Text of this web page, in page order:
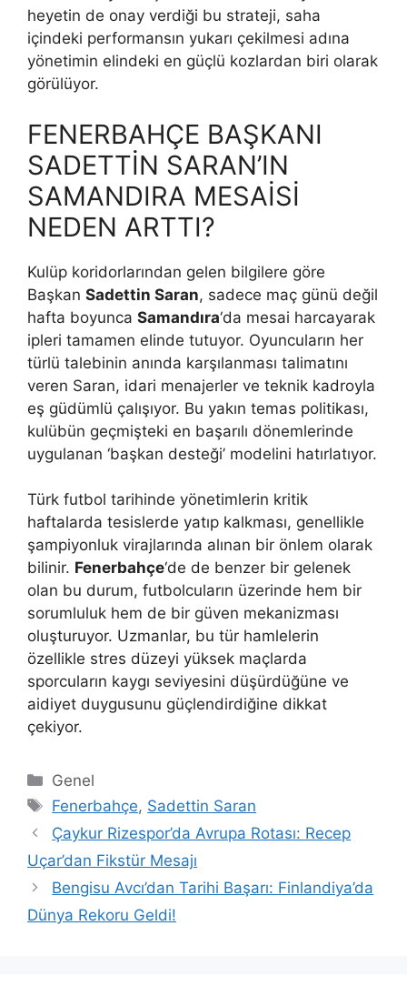
heyetin de onay verdiği bu strateji, saha
içindeki performansın yukarı çekilmesi adına
yönetimin elindeki en güçlü kozlardan biri olarak
görülüyor.
FENERBAHÇE BAŞKANI
SADETTİN SARAN’IN
SAMANDIRA MESAİSİ
NEDEN ARTTI?
Kulüp koridorlarından gelen bilgilere göre
Başkan Sadettin Saran, sadece maç günü değil
hafta boyunca Samandıra‘da mesai harcayarak
ipleri tamamen elinde tutuyor. Oyuncuların her
türlü talebinin anında karşılanması talimatını
veren Saran, idari menajerler ve teknik kadroyla
eş güdümlü çalışıyor. Bu yakın temas politikası,
kulübün geçmişteki en başarılı dönemlerinde
uygulanan ‘başkan desteği’ modelini hatırlatıyor.
Türk futbol tarihinde yönetimlerin kritik
haftalarda tesislerde yatıp kalkması, genellikle
şampiyonluk virajlarında alınan bir önlem olarak
bilinir. Fenerbahçe‘de de benzer bir gelenek
olan bu durum, futbolcuların üzerinde hem bir
sorumluluk hem de bir güven mekanizması
oluşturuyor. Uzmanlar, bu tür hamlelerin
özellikle stres düzeyi yüksek maçlarda
sporcuların kaygı seviyesini düşürdüğüne ve
aidiyet duygusunu güçlendirdiğine dikkat
çekiyor.
Kategoriler
Genel
Etiketler
Fenerbahçe, Sadettin Saran
Çaykur Rizespor’da Avrupa Rotası: Recep
Uçar’dan Fikstür Mesajı
Bengisu Avcı’dan Tarihi Başarı: Finlandiya’da
Dünya Rekoru Geldi!